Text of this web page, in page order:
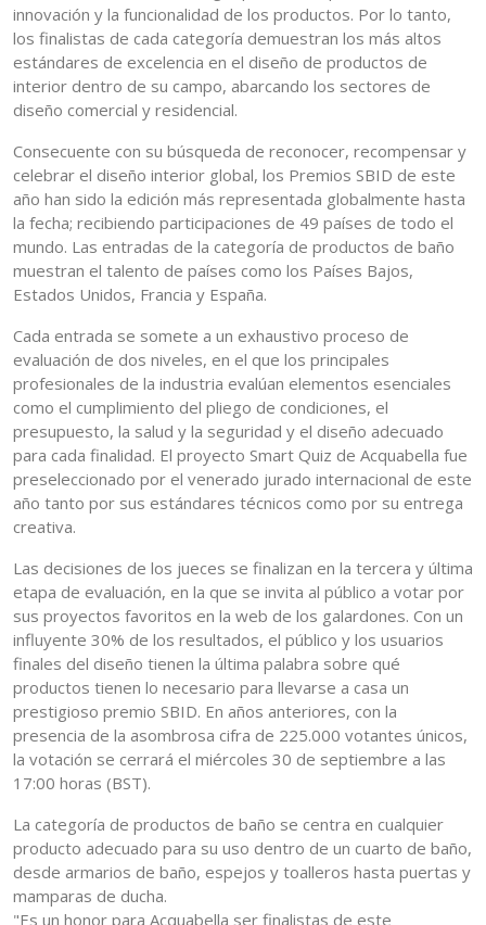
innovación y la funcionalidad de los productos. Por lo tanto,
los finalistas de cada categoría demuestran los más altos
estándares de excelencia en el diseño de productos de
interior dentro de su campo, abarcando los sectores de
diseño comercial y residencial.
Consecuente con su búsqueda de reconocer, recompensar y
celebrar el diseño interior global, los Premios SBID de este
año han sido la edición más representada globalmente hasta
la fecha; recibiendo participaciones de 49 países de todo el
mundo. Las entradas de la categoría de productos de baño
muestran el talento de países como los Países Bajos,
Estados Unidos, Francia y España.
Cada entrada se somete a un exhaustivo proceso de
evaluación de dos niveles, en el que los principales
profesionales de la industria evalúan elementos esenciales
como el cumplimiento del pliego de condiciones, el
presupuesto, la salud y la seguridad y el diseño adecuado
para cada finalidad. El proyecto Smart Quiz de Acquabella fue
preseleccionado por el venerado jurado internacional de este
año tanto por sus estándares técnicos como por su entrega
creativa.
Las decisiones de los jueces se finalizan en la tercera y última
etapa de evaluación, en la que se invita al público a votar por
sus proyectos favoritos en la web de los galardones. Con un
influyente 30% de los resultados, el público y los usuarios
finales del diseño tienen la última palabra sobre qué
productos tienen lo necesario para llevarse a casa un
prestigioso premio SBID. En años anteriores, con la
presencia de la asombrosa cifra de 225.000 votantes únicos,
la votación se cerrará el miércoles 30 de septiembre a las
17:00 horas (BST).
La categoría de productos de baño se centra en cualquier
producto adecuado para su uso dentro de un cuarto de baño,
desde armarios de baño, espejos y toalleros hasta puertas y
mamparas de ducha.
"Es un honor para Acquabella ser finalistas de este